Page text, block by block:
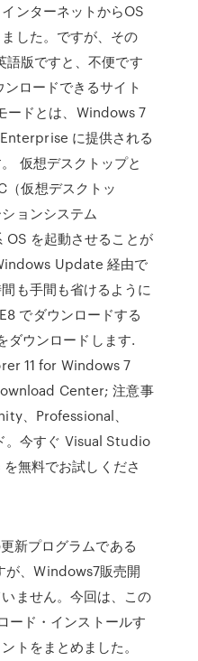
ンターネットからOS
した。ですが、その
版ですと、不便です
ロードできるサイト
ードとは、Windows 7
に提供される
仮想デスクトップと
仮想デスクトッ
ョンシステム
を起動させることが
Update 経由で
も手間も省けるように
でダウンロードする
ダウンロードします.
11 for Windows 7
Center; 注意事
、Professional、
。今すぐ Visual Studio
無料でお試しくださ
新プログラムである
が、Windows7販売開
ません。今回は、この
ード・インストールす
トをまとめました。